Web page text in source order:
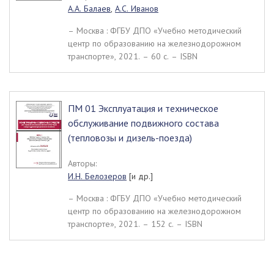
А.А. Балаев, А.С. Иванов
– Москва : ФГБУ ДПО «Учебно методический
центр по образованию на железнодорожном
транспорте», 2021. – 60 c. – ISBN
ПМ 01 Эксплуатация и техническое
обслуживание подвижного состава
(тепловозы и дизель-поезда)
Авторы:
И.Н. Белозеров [и др.]
– Москва : ФГБУ ДПО «Учебно методический
центр по образованию на железнодорожном
транспорте», 2021. – 152 c. – ISBN